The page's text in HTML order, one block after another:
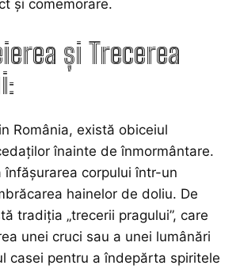
și comemorare.
și Trecerea
România, există obiceiul
înainte de înmormântare.
înfășurarea corpului într-un
hainelor de doliu. De
tradiția „trecerii pragului”, care
unei cruci sau a unei lumânări
casei pentru a îndepărta spiritele